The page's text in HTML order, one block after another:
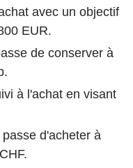
avec un objectif
EUR.
de conserver à
à l'achat en visant
d'acheter à